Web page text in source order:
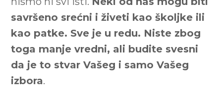
savršeno srećni i živeti kao školjke ili
kao patke. Sve je u redu. Niste zbog
toga manje vredni, ali budite svesni
da je to stvar Vašeg i samo Vašeg
izbora.